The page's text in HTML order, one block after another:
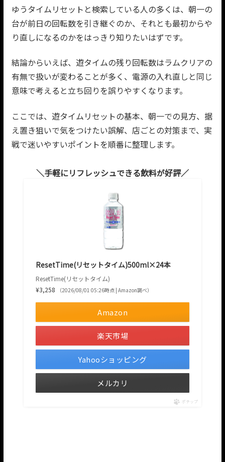
ゆうタイムリセットと検索している人の多くは、朝一の
台が前日の回転数を引き継ぐのか、それとも最初からや
り直しになるのかをはっきり知りたいはずです。
結論からいえば、遊タイムの残り回転数はラムクリアの
有無で扱いが変わることが多く、電源の入れ直しと同じ
意味で考えると立ち回りを誤りやすくなります。
ここでは、遊タイムリセットの基本、朝一での見方、据
え置き狙いで気をつけたい誤解、店ごとの対策まで、実
戦で迷いやすいポイントを順番に整理します。
手軽にリフレッシュできる飲料が好評
ResetTime(リセットタイム)500ml×24本
ResetTime(リセットタイム)
¥3,258
（2026/08/01 05:26時点 | Amazon調べ）
Amazon
楽天市場
Yahooショッピング
メルカリ
ポチップ